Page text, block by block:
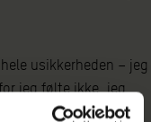
usikkerheden – jeg
jeg følte ikke, jeg
med en stor skam